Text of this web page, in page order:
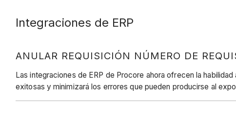
Integraciones de ERP
ANULAR REQUISICIÓN NÚMERO DE
Las integraciones de ERP de Procore ahora ofrecen la
exitosas y minimizará los errores que pueden producirse al